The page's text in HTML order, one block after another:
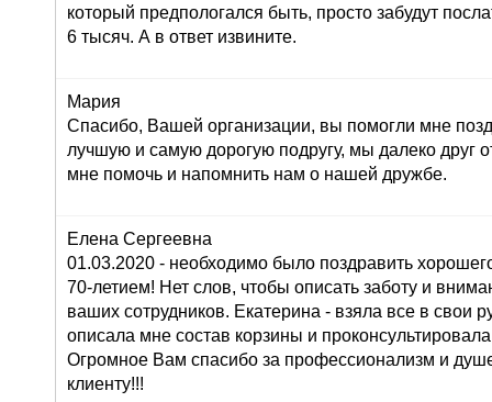
который предпологался быть, просто забудут
6 тысяч. А в ответ извините.
Мария
Спасибо, Вашей организации, вы помогли мне
лучшую и самую дорогую подругу, мы далеко друг
мне помочь и напомнить нам о нашей дружбе.
Елена Сергеевна
01.03.2020 - необходимо было поздравить
70-летием! Нет слов, чтобы описать заботу и
ваших сотрудников. Екатерина - взяла все в свои
описала мне состав корзины и
Огромное Вам спасибо за профессионализм и
клиенту!!!